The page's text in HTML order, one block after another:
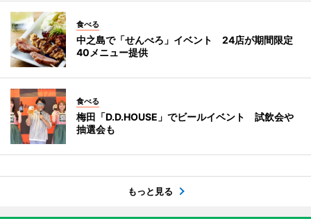
食べる
中之島で「せんべろ」イベント 24店が期間限定
40メニュー提供
食べる
梅田「D.D.HOUSE」でビールイベント 試飲会や
抽選会も
もっと見る